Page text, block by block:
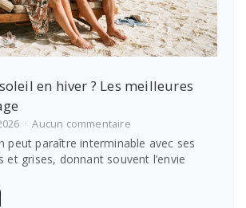
en hiver ? Les meilleures
Aucun commentairesur
Où
partir
au
peut paraître interminable avec ses
et grises, donnant souvent l’envie